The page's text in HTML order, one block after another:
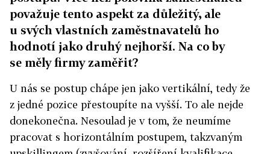
považuje tento aspekt za důležitý, ale
u svých vlastních zaměstnavatelů ho
hodnotí jako druhý nejhorší. Na co by
se měly firmy zaměřit?
U nás se postup chápe jen jako vertikální, tedy že
z jedné pozice přestoupíte na vyšší. To ale nejde
donekonečna. Nesoulad je v tom, že neumíme
pracovat s horizontálním postupem, takzvaným